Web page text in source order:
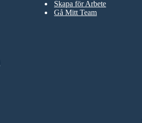
Skapa för Arbete
Gå Mitt Team